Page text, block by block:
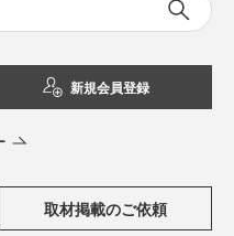
新規会員登録
取材掲載のご依頼